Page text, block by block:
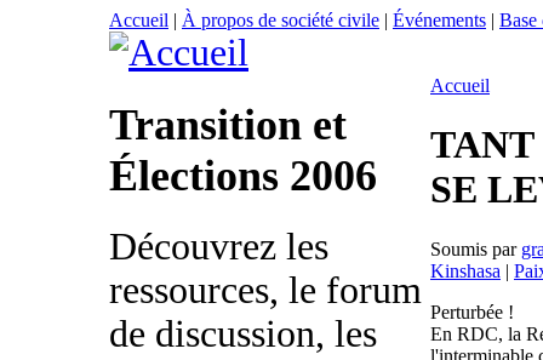
Accueil | À propos de société civile | Événements | Base
Transition et
Élections 2006
Découvrez les
ressources, le forum
de discussion, les
Accueil
SE
Soumis par
Kinshasa |
Perturbée !
En RDC, la
l'interminable